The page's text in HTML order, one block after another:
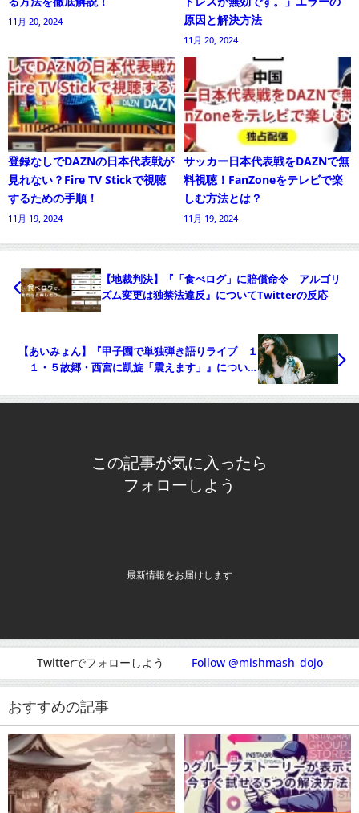
11月 20, 2024
原因と解決方法
11月 20, 2024
登録なしでDAZNの日本代表戦が
見れない？Fire TV Stickで視聴
するための手順！
11月 19, 2024
サッカー日本代表戦をDAZNで無
料視聴！FanZoneをテレビで楽
しむ方法とは？
11月 19, 2024
【地裁判決】『「食べログ」に賠償命令 アルゴリ
ズム変更は独禁法違反』についてTwitterの反応
【あいみょん】『甲子園で単独弾き語りライブ １
１・５故郷・西宮に凱旋「震えます」』について
この記事が気に入ったら
フォローしよう
最新情報をお届けします
Twitterでフォローしよう Follow @mishmash_dojo
おすすめの記事